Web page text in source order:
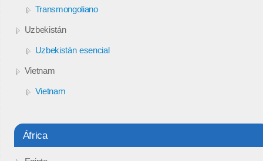
Transmongoliano
Uzbekistán
Uzbekistán esencial
Vietnam
Vietnam
África